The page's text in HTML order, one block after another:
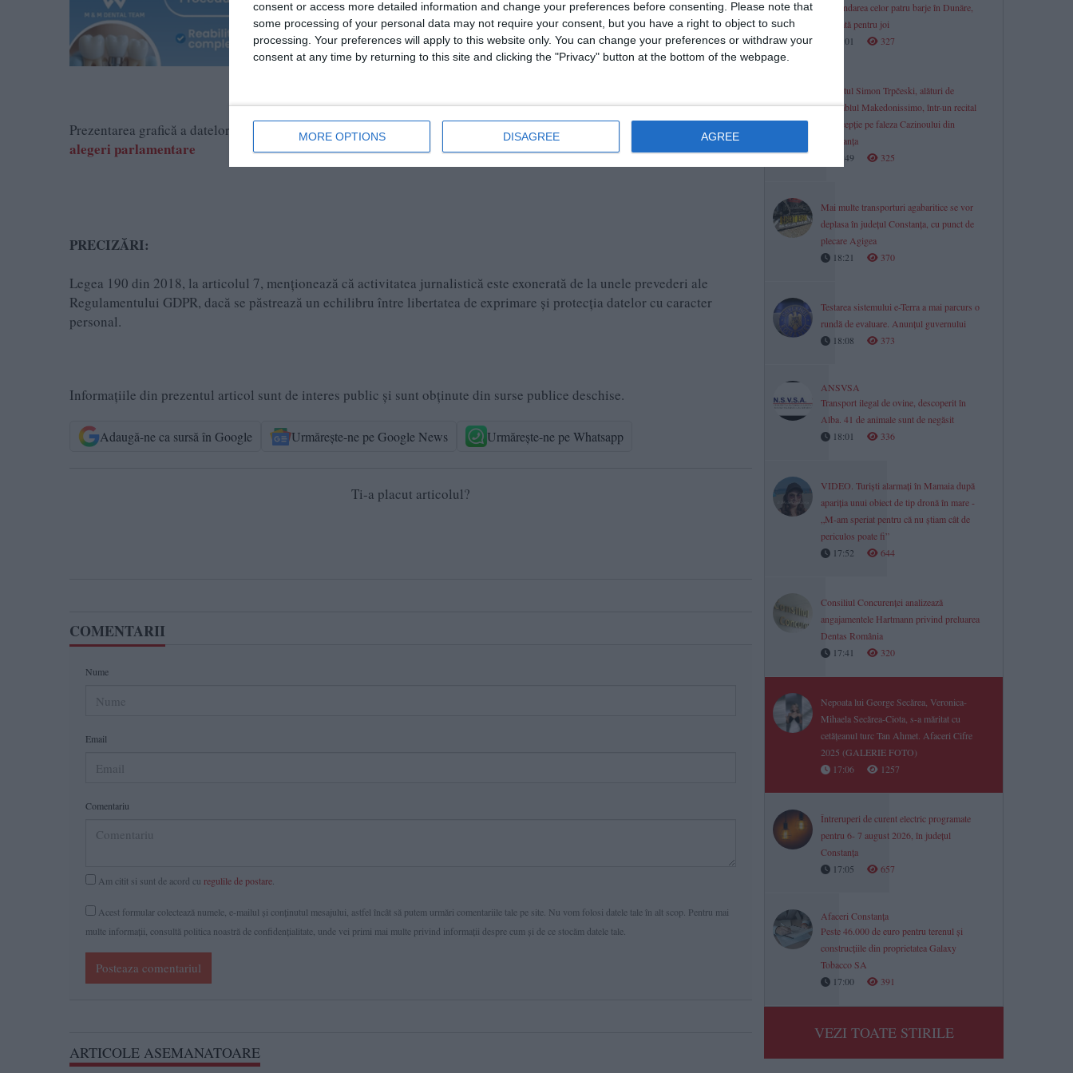
consent or access more detailed information and change your preferences before consenting.
Please note that
some processing of your personal data may not require your consent, but you have a right to object to such
processing. Your preferences will apply to this website only. You can change your preferences or withdraw your
consent at any time by returning to this site and clicking the "Privacy" button at the bottom of the webpage.
MORE OPTIONS DISAGREE AGREE
Prezentarea grafică a datelor este disponibilă aici:BAROMETRUL Informat.ro - INSCOP Research: Intenție vot
alegeri parlamentare
PRECIZĂRI:
Legea 190 din 2018, la articolul 7, menţionează că activitatea jurnalistică este exonerată de la unele prevederi ale
Regulamentului GDPR, dacă se păstrează un echilibru între libertatea de exprimare şi protecţia datelor cu caracter
personal.
Informațiile din prezentul articol sunt de interes public și sunt obținute din surse publice deschise.
Adaugă-ne ca sursă în Google Urmărește-ne pe Google News Urmărește-ne pe Whatsapp
Ti-a placut articolul?
COMENTARII
Nume
Email
Comentariu
Am citit si sunt de acord cu regulile de postare
Acest formular colectează numele, e-mailul şi conținutul mesajului, astfel încât să putem urmări comentariile tale pe site. Nu vom folosi datele tale în alt scop. Pentru mai
multe informaţii, consultă politica noastră de confidenţialitate, unde vei primi mai multe privind informaţii despre cum și de ce stocăm datele tale.
Posteaza comentariul
ARTICOLE ASEMANATOARE
Scufundarea celor patru barje în Dunăre,
amânată pentru joi
19:01
327
Pianistul Simon Trpčeski, alături de
ansamblul Makedonissimo, într-un recital
de excepție pe faleza Cazinoului din
Constanța
18:49
325
Mai multe transporturi agabaritice se vor
deplasa în județul Constanța, cu punct de
plecare Agigea
18:21
370
Testarea sistemului e-Terra a mai parcurs o
rundă de evaluare. Anunțul guvernului
18:08
373
ANSVSA
Transport ilegal de ovine, descoperit în
Alba. 41 de animale sunt de negăsit
18:01
336
VIDEO. Turiști alarmați în Mamaia după
apariția unui obiect de tip dronă în mare -
„M-am speriat pentru că nu știam cât de
periculos poate fi”
17:52
644
Consiliul Concurenței analizează
angajamentele Hartmann privind preluarea
Dentas România
17:41
320
Nepoata lui George Secărea, Veronica-
Mihaela Secărea-Ciota, s-a măritat cu
cetățeanul turc Tan Ahmet. Afaceri Cifre
2025 (GALERIE FOTO)
17:06
1257
Întreruperi de curent electric programate
pentru 6- 7 august 2026, în județul
Constanța
17:05
657
Afaceri Constanța
Peste 46.000 de euro pentru terenul și
construcțiile din proprietatea Galaxy
Tobacco SA
17:00
391
VEZI TOATE STIRILE